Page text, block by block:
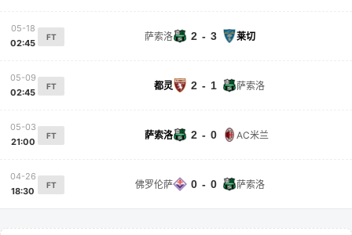
05-18
02:45
FT 萨索洛 2 - 3 莱切
05-09
02:45
FT 都灵 2 - 1 萨索洛
05-03
21:00
FT 萨索洛 2 - 0 AC米兰
04-26
18:30
FT 佛罗伦萨 0 - 0 萨索洛